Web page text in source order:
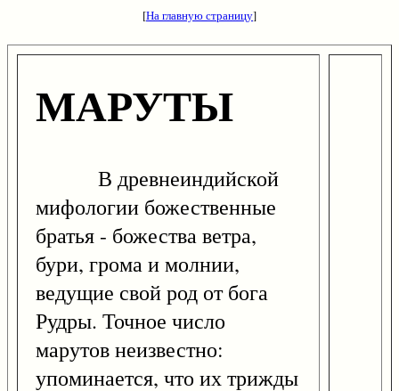
[На главную страницу]
МАРУТЫ
В древнеиндийской
мифологии божественные
братья - божества ветра,
бури, грома и молнии,
ведущие свой род от бога
Рудры. Точное число
марутов неизвестно:
упоминается, что их трижды